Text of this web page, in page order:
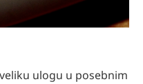
ulogu u posebnim